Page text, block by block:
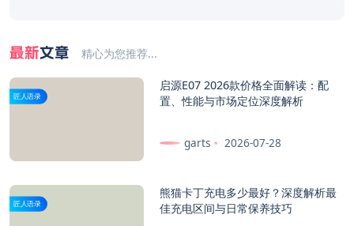
最新文章 精心为您推荐...
匠人语录
启源E07 2026款价格全面解读：配
置、性能与市场定位深度解析
garts 2026-07-28
匠人语录
熊猫卡丁充电多少最好？深度解析最
佳充电区间与日常保养技巧